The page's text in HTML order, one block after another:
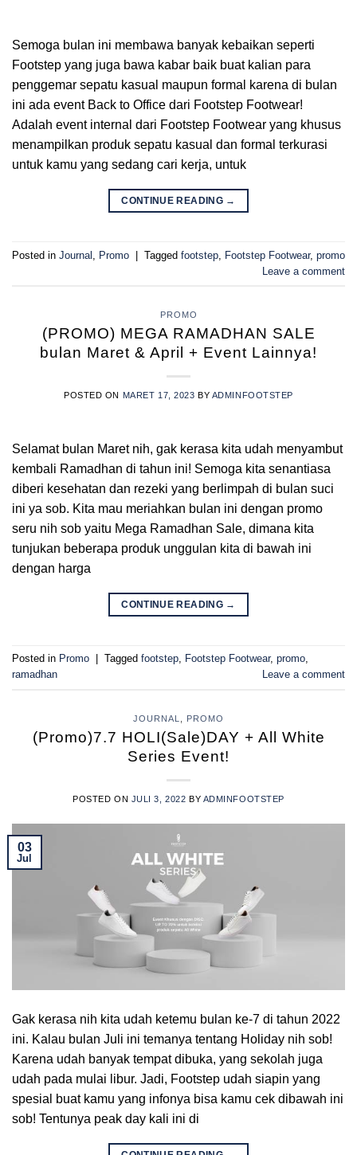
Semoga bulan ini membawa banyak kebaikan seperti
Footstep yang juga bawa kabar baik buat kalian para
penggemar sepatu kasual maupun formal karena di bulan
ini ada event Back to Office dari Footstep Footwear!
Adalah event internal dari Footstep Footwear yang khusus
menampilkan produk sepatu kasual dan formal terkurasi
untuk kamu yang sedang cari kerja, untuk
CONTINUE READING →
Posted in Journal Promo | Tagged footstep Footstep Footwear, promo
Leave a comment
PROMO
(PROMO) MEGA RAMADHAN SALE
bulan Maret & April + Event Lainnya!
POSTED ON MARET 17, 2023 BY ADMINFOOTSTEP
Selamat bulan Maret nih, gak kerasa kita udah menyambut
kembali Ramadhan di tahun ini! Semoga kita senantiasa
diberi kesehatan dan rezeki yang berlimpah di bulan suci
ini ya sob. Kita mau meriahkan bulan ini dengan promo
seru nih sob yaitu Mega Ramadhan Sale, dimana kita
tunjukan beberapa produk unggulan kita di bawah ini
dengan harga
CONTINUE READING →
Posted in Promo Tagged footstep, Footstep Footwear, promo,
ramadhan
Leave a comment
JOURNAL PROMO
(Promo)7.7 HOLI(Sale)DAY + All White
Series Event!
POSTED ON JULI 3, 2022 BY ADMINFOOTSTEP
03
Jul
Gak kerasa nih kita udah ketemu bulan ke-7 di tahun 2022
ini. Kalau bulan Juli ini temanya tentang Holiday nih sob!
Karena udah banyak tempat dibuka, yang sekolah juga
udah pada mulai libur. Jadi, Footstep udah siapin yang
spesial buat kamu yang infonya bisa kamu cek dibawah ini
sob! Tentunya peak day kali ini di